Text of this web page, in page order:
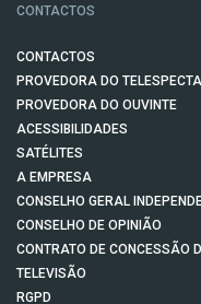
CONTACTOS
CONTACTOS
PROVEDORA DO
PROVEDORA DO OUVINTE
ACESSIBILIDADES
SATÉLITES
A EMPRESA
CONSELHO GERAL
CONSELHO DE OPINIÃO
CONTRATO DE CONCESSÃO
TELEVISÃO
RGPD